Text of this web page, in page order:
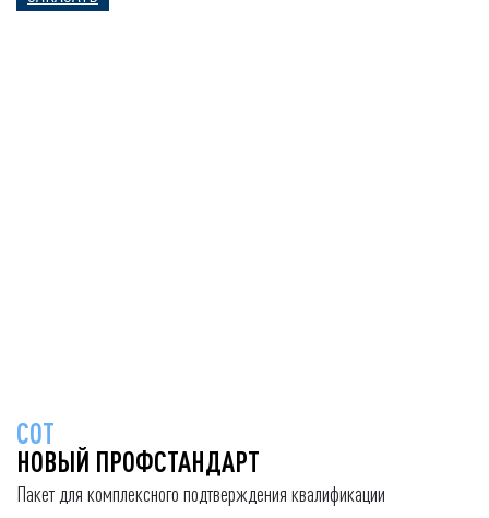
СОТ
НОВЫЙ ПРОФСТАНДАРТ
Пакет для комплексного подтверждения квалификации